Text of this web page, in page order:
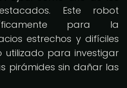
Este robot
para la
estrechos y difíciles
para investigar
pirámides sin dañar las